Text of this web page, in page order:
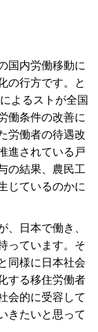
国内労働移動に
の行方です。と
よるストが全国
働条件の改善に
労働者の待遇改
進されている戸
の結果、農民工
じているのかに
、日本で働き、
っています。そ
同様に日本社会
する移住労働者
会的に受容して
きたいと思って